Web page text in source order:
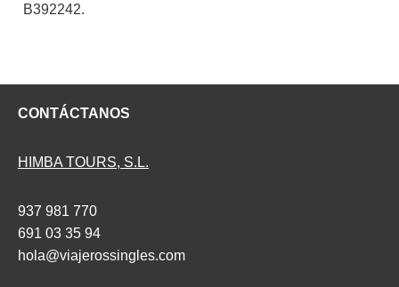
B392242.
CONTÁCTANOS
HIMBA TOURS, S.L.
937 981 770
691 03 35 94
hola@viajerossingles.com